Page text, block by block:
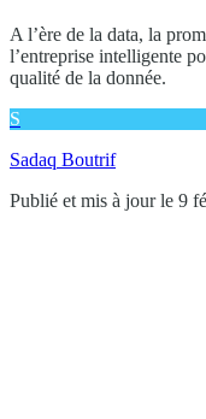
A l’ère de la data, la
l’entreprise intelligente
qualité de la donnée.
S
Sadaq Boutrif
Publié et mis à jour le 9